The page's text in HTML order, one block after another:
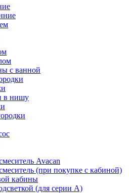
с ванной
в нишу
Avacan
(при покупке с кабиной)
кабины
(для серии A)